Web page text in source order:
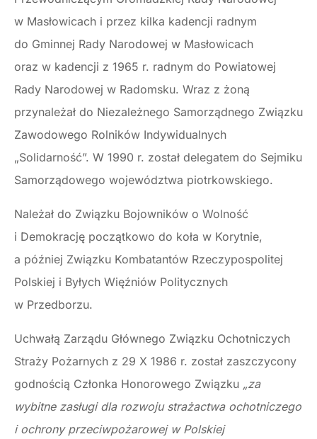
w Masłowicach i przez kilka kadencji radnym
do Gminnej Rady Narodowej w Masłowicach
oraz w kadencji z 1965 r. radnym do Powiatowej
Rady Narodowej w Radomsku. Wraz z żoną
przynależał do Niezależnego Samorządnego Związku
Zawodowego Rolników Indywidualnych
„Solidarność”. W 1990 r. został delegatem do Sejmiku
Samorządowego województwa piotrkowskiego.
Należał do Związku Bojowników o Wolność
i Demokrację początkowo do koła w Korytnie,
a później Związku Kombatantów Rzeczypospolitej
Polskiej i Byłych Więźniów Politycznych
w Przedborzu.
Uchwałą Zarządu Głównego Związku Ochotniczych
Straży Pożarnych z 29 X 1986 r. został zaszczycony
godnością Członka Honorowego Związku „za
wybitne zasługi dla rozwoju strażactwa ochotniczego
i ochrony przeciwpożarowej w Polskiej